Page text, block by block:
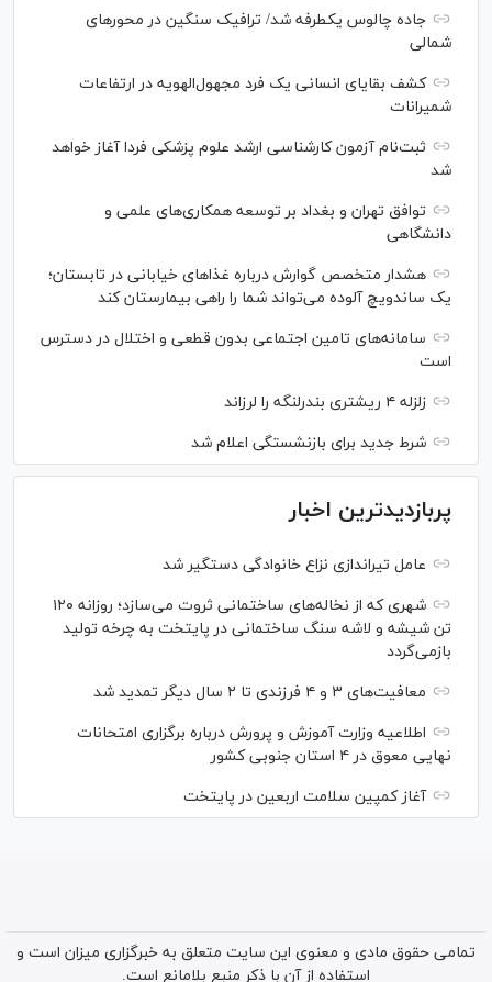
جاده چالوس یکطرفه شد/ ترافیک سنگین در محورهای
شمالی
کشف بقایای انسانی یک فرد مجهول‌الهویه در ارتفاعات
شمیرانات
ثبت‌نام آزمون کارشناسی ارشد علوم پزشکی فردا آغاز خواهد
شد
توافق تهران و بغداد بر توسعه همکاری‌های علمی و
دانشگاهی
هشدار متخصص گوارش درباره غذا‌های خیابانی در تابستان؛
یک ساندویچ آلوده می‌تواند شما را راهی بیمارستان کند
سامانه‌های تامین اجتماعی بدون قطعی و اختلال در دسترس
است
زلزله ۴ ریشتری بندرلنگه را لرزاند
شرط جدید برای بازنشستگی اعلام شد
پربازدیدترین اخبار
عامل تیراندازی نزاع خانوادگی دستگیر شد
شهری که از نخاله‌های ساختمانی ثروت می‌سازد؛ روزانه ۱۲۰
تن شیشه و لاشه سنگ ساختمانی در پایتخت به چرخه تولید
بازمی‌گردد
معافیت‌های ۳ و ۴ فرزندی تا ۲ سال دیگر تمدید شد
اطلاعیه وزارت آموزش و پرورش درباره برگزاری امتحانات
نهایی معوق در ۴ استان جنوبی کشور
آغاز کمپین سلامت اربعین در پایتخت
تمامی حقوق مادی و معنوی این سایت متعلق به خبرگزاری میزان است و
استفاده از آن با ذکر منبع بلامانع است.